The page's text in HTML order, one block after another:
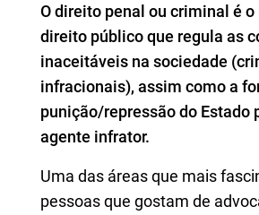
O direito penal ou criminal é o
direito público que regula as
inaceitáveis na sociedade
infracionais), assim como a
punição/repressão do Estado
agente infrator.
Uma das áreas que mais
pessoas que gostam de